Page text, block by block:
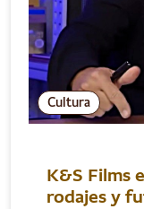
Cultura
K&S Films
rodajes y